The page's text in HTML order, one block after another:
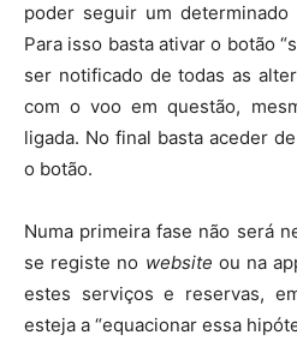
poder seguir um
Para isso basta ativar o botão
ser notificado de todas as
com o voo em questão,
ligada. No final basta aceder
o botão.
Numa primeira fase não será
se registe no website ou na
estes serviços e reservas,
esteja a “equacionar essa